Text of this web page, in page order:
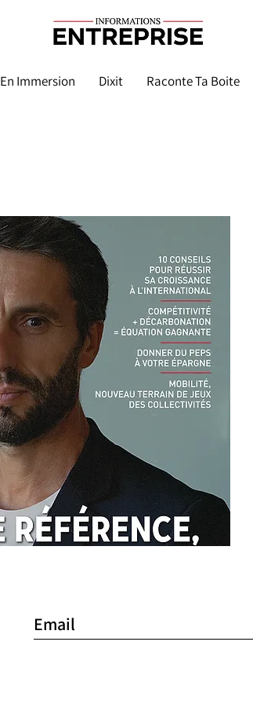
En Immersion Dixit Raconte Ta Boite